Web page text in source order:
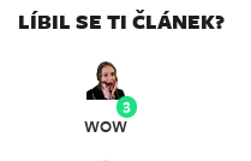
LÍBIL SE TI ČLÁNEK?
3
WOW